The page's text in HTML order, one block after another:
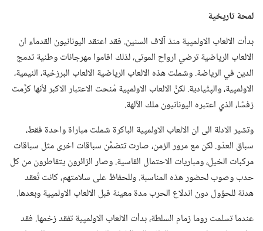
لمحة تاريخية
بدأت الالعاب الاولمپية منذ آلاف السنين.‏ فقد اعتقد اليونانيون القدماء ان
الالعاب الرياضية ترضي ارواح الموتى،‏ لذلك اقاموا مهرجانات وطنية تدمج
الدين في الرياضة.‏ وشملت هذه الالعاب الرياضية الالعاب البرزخية،‏ النيمية،‏
الاولمپية،‏ والپثْيادية.‏ لكنَّ الالعاب الاولمپية مُنحت الاعتبار الاكبر لأنها كرَّمت
زفسًا،‏ الذي اعتبره اليونانيون ملك الآلهة.‏
وتشير الادلة الى ان الالعاب الاولمپية الباكرة شملت مباراة واحدة فقط،‏
سباق العدْو.‏ لكن مع مرور الزمن،‏ صارت تتضمَّن سباقات اخرى مثل سباقات
مركبات الخيل،‏ ومباريات الاحتمال القاسية.‏ وصار الزائرون يتقاطرون من كل
حدب وصوب لحضور هذه المناسبة.‏ وللحفاظ على سلامتهم،‏ كانت تُعقد
هدنة للحؤول دون اندلاع الحرب مدة معينة قبل الالعاب الاولمپية وبعدها.‏
عندما تسلمت روما زمام السلطة،‏ بدأت الالعاب الاولمپية تفقد زخمها.‏ فقد